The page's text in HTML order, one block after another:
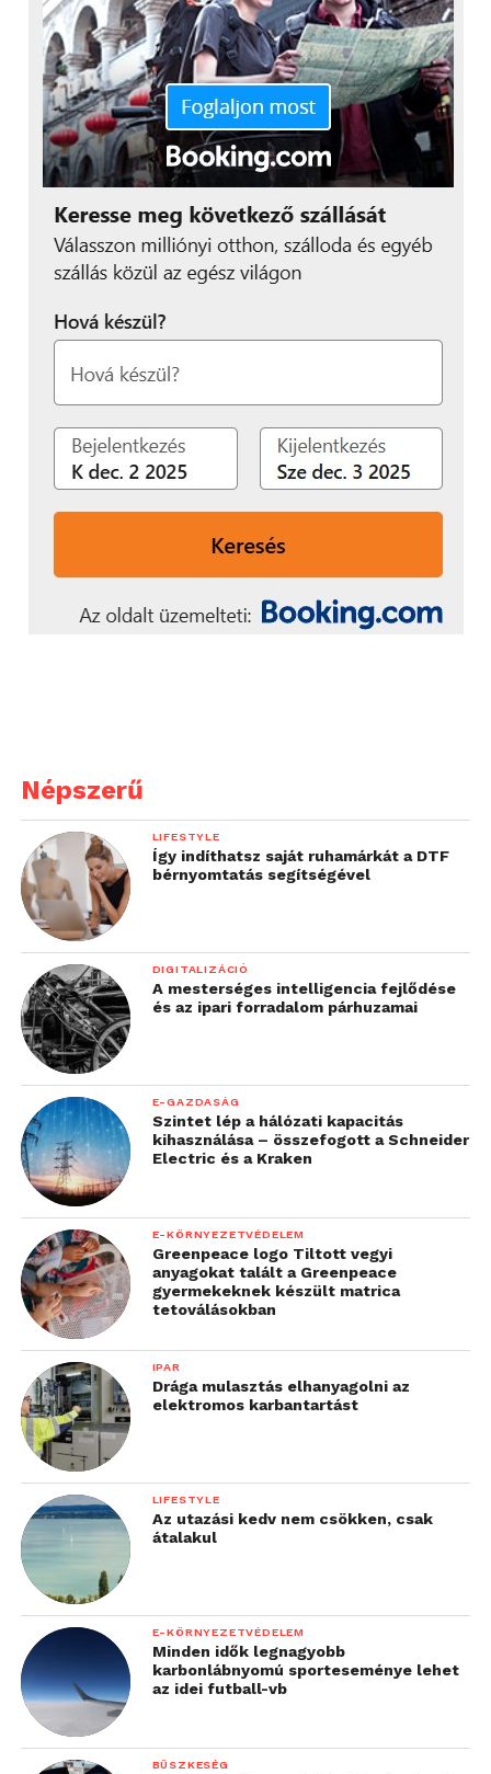
Népszerű
LIFESTYLE
Így indíthatsz saját ruhamárkát a DTF
bérnyomtatás segítségével
DIGITALIZÁCIÓ
A mesterséges intelligencia fejlődése
és az ipari forradalom párhuzamai
E-GAZDASÁG
Szintet lép a hálózati kapacitás
kihasználása – összefogott a Schneider
Electric és a Kraken
E-KÖRNYEZETVÉDELEM
Greenpeace logo Tiltott vegyi
anyagokat talált a Greenpeace
gyermekeknek készült matrica
tetoválásokban
IPAR
Drága mulasztás elhanyagolni az
elektromos karbantartást
LIFESTYLE
Az utazási kedv nem csökken, csak
átalakul
E-KÖRNYEZETVÉDELEM
Minden idők legnagyobb
karbonlábnyomú sporteseménye lehet
az idei futball-vb
BÜSZKESÉG